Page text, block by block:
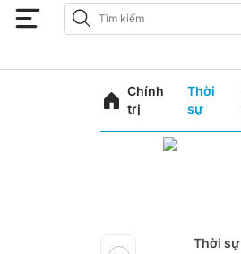
Chính
trị
Thời
sự
Thời sự